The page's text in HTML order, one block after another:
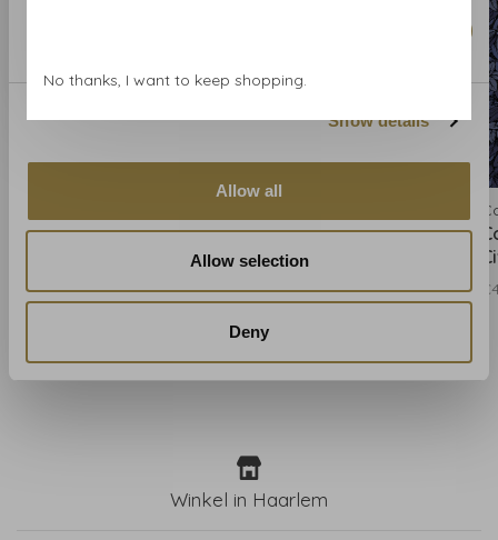
Show details
Allow all
Allow selection
Deny
Cole and Son Foglie e
€441,00
Cole and Son Foglie e
Civette - 123/11052
€441,00
Winkel in Haarlem
No thanks, I want to keep shopping.